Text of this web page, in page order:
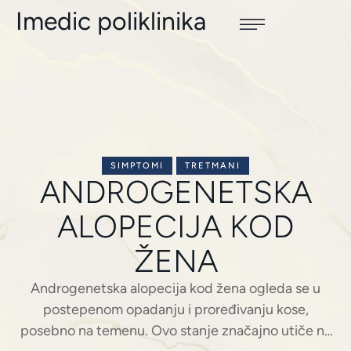
Imedic poliklinika
SIMPTOMI TRETMANI
ANDROGENETSKA
ALOPECIJA KOD
ŽENA
Androgenetska alopecija kod žena ogleda se u
postepenom opadanju i proređivanju kose,
posebno na temenu. Ovo stanje značajno utiče na